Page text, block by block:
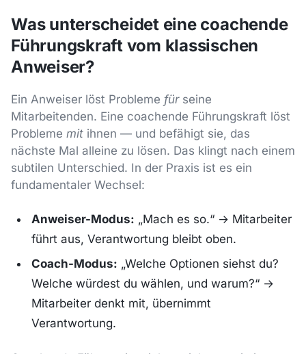
Was unterscheidet eine coachende
Führungskraft vom klassischen
Anweiser?
Ein Anweiser löst Probleme fürseine
Mitarbeitenden. Eine coachende Führungskraft löst
Probleme mit ihnen — und befähigt sie, das
nächste Mal alleine zu lösen. Das klingt nach einem
subtilen Unterschied. In der Praxis ist es ein
fundamentaler Wechsel:
Anweiser-Modus: „Mach es so.“ → Mitarbeiter
führt aus, Verantwortung bleibt oben.
Coach-Modus: „Welche Optionen siehst du?
Welche würdest du wählen, und warum?“ →
Mitarbeiter denkt mit, übernimmt
Verantwortung.